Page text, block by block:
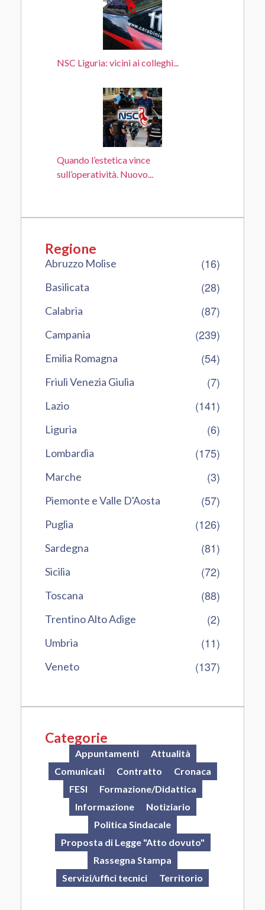
NSC Liguria: vicini ai colleghi...
Quando l’estetica vince
sull’operatività. Nuovo...
Regione
Abruzzo Molise (16)
Basilicata (28)
Calabria (87)
Campania (239)
Emilia Romagna (54)
Friuli Venezia Giulia (7)
Lazio (141)
Liguria (6)
Lombardia (175)
Marche (3)
Piemonte e Valle D'Aosta (57)
Puglia (126)
Sardegna (81)
Sicilia (72)
Toscana (88)
Trentino Alto Adige (2)
Umbria (11)
Veneto (137)
Categorie
Appuntamenti
Attualità
Comunicati
Contratto
Cronaca
FESI
Formazione/Didattica
Informazione
Notiziario
Politica Sindacale
Proposta di Legge "Atto dovuto"
Rassegna Stampa
Servizi/uffici tecnici
Territorio